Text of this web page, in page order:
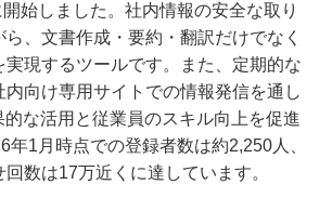
始しました。社内情報の安全な取り
、文書作成・要約・翻訳だけでなく
実現するツールです。また、定期的な
向け専用サイトでの情報発信を通し
な活用と従業員のスキル向上を促進
年1月時点での登録者数は約2,250人、
数は17万近くに達しています。